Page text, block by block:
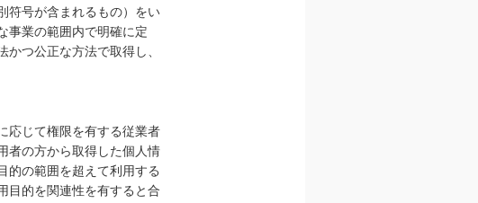
符号が含まれるもの）をい
事業の範囲内で明確に定
つ公正な方法で取得し、
応じて権限を有する従業者
者の方から取得した個人情
的の範囲を超えて利用する
目的を関連性を有すると合